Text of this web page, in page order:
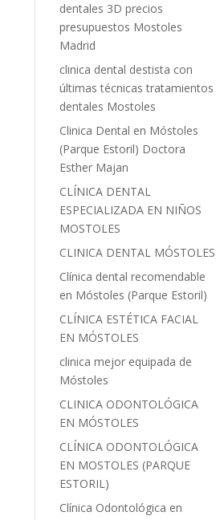
dentales 3D precios
presupuestos Mostoles
Madrid
clinica dental destista con
últimas técnicas tratamientos
dentales Mostoles
Clinica Dental en Móstoles
(Parque Estoril) Doctora
Esther Majan
CLÍNICA DENTAL
ESPECIALIZADA EN NIÑOS
MOSTOLES
CLINICA DENTAL MÓSTOLES
Clínica dental recomendable
en Móstoles (Parque Estoril)
CLÍNICA ESTÉTICA FACIAL
EN MÓSTOLES
clinica mejor equipada de
Móstoles
CLINICA ODONTOLÓGICA
EN MÓSTOLES
CLÍNICA ODONTOLÓGICA
EN MOSTOLES (PARQUE
ESTORIL)
Clínica Odontológica en